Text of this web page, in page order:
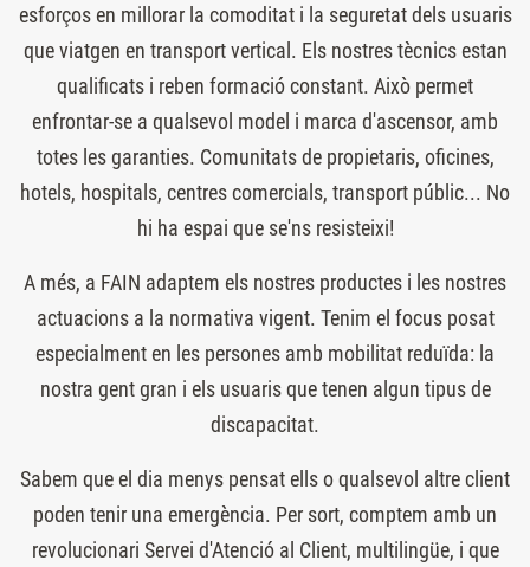
esforços en millorar la comoditat i la seguretat dels usuaris
que viatgen en transport vertical. Els nostres tècnics estan
qualificats i reben formació constant. Això permet
enfrontar-se a qualsevol model i marca d'ascensor, amb
totes les garanties. Comunitats de propietaris, oficines,
hotels, hospitals, centres comercials, transport públic... No
hi ha espai que se'ns resisteixi!
A més, a FAIN adaptem els nostres productes i les nostres
actuacions a la normativa vigent. Tenim el focus posat
especialment en les persones amb mobilitat reduïda: la
nostra gent gran i els usuaris que tenen algun tipus de
discapacitat.
Sabem que el dia menys pensat ells o qualsevol altre client
poden tenir una emergència. Per sort, comptem amb un
revolucionari Servei d'Atenció al Client, multilingüe, i que